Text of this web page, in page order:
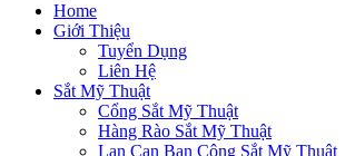
Home
Giới Thiệu
Tuyển Dụng
Liên Hệ
Sắt Mỹ Thuật
Cổng Sắt Mỹ Thuật
Hàng Rào Sắt Mỹ Thuật
Lan Can Ban Công Sắt Mỹ Thuật